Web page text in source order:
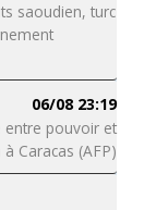
saoudien, turc
06/08 23:19
entre pouvoir et
Caracas (AFP)